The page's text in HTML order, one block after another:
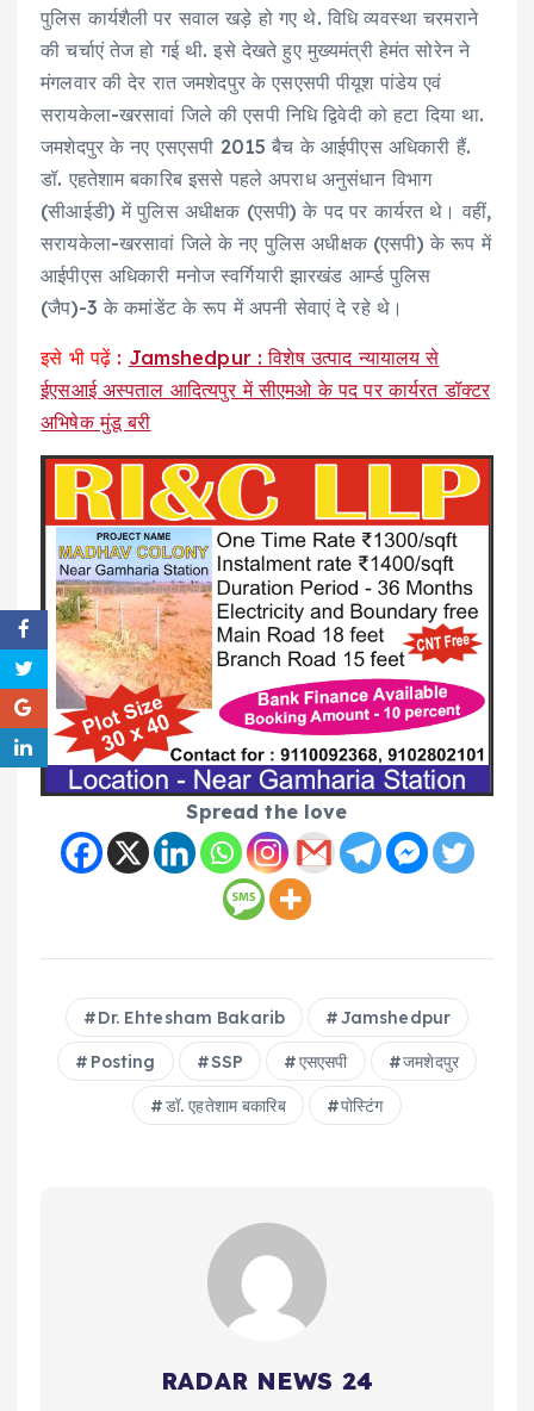
पुलिस कार्यशैली पर सवाल खड़े हो गए थे. विधि व्यवस्था चरमराने
की चर्चाएं तेज हो गई थी. इसे देखते हुए मुख्यमंत्री हेमंत सोरेन ने
मंगलवार की देर रात जमशेदपुर के एसएसपी पीयूश पांडेय एवं
सरायकेला-खरसावां जिले की एसपी निधि द्विवेदी को हटा दिया था.
जमशेदपुर के नए एसएसपी 2015 बैच के आईपीएस अधिकारी हैं.
डॉ. एहतेशाम बकारिब इससे पहले अपराध अनुसंधान विभाग
(सीआईडी) में पुलिस अधीक्षक (एसपी) के पद पर कार्यरत थे। वहीं,
सरायकेला-खरसावां जिले के नए पुलिस अधीक्षक (एसपी) के रूप में
आईपीएस अधिकारी मनोज स्वर्गियारी झारखंड आर्म्ड पुलिस
(जैप)-3 के कमांडेंट के रूप में अपनी सेवाएं दे रहे थे।
इसे भी पढ़ें : Jamshedpur : विशेष उत्पाद न्यायालय से
ईएसआई अस्पताल आदित्यपुर में सीएमओ के पद पर कार्यरत डॉक्टर
अभिषेक मुंडू बरी
Spread the love
Dr. Ehtesham Bakarib Jamshedpur
Posting SSP एसएसपी जमशेदपुर
डॉ. एहतेशाम बकारिब पोस्टिंग
RADAR NEWS 24